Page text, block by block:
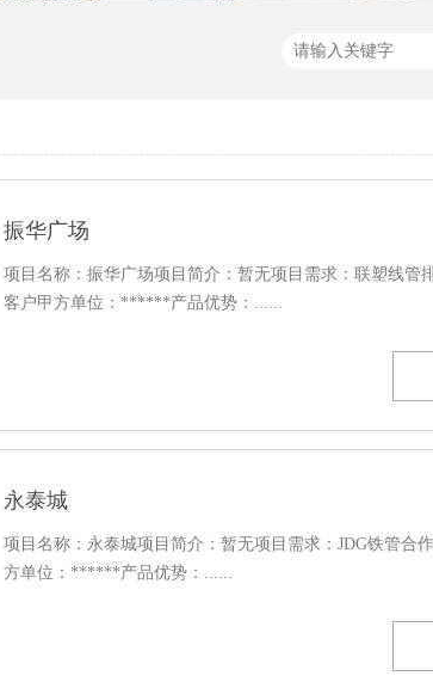
振华广场
项目名称：振华广场项目简介：暂无项目需求：联塑线管
客户甲方单位：******产品优势：......
永泰城
项目名称：永泰城项目简介：暂无项目需求：JDG铁管合
方单位：******产品优势：......